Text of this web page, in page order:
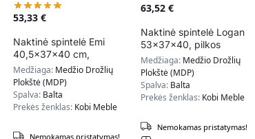
53,33 €
Naktinė spintelė Emi
40,5x37x40 cm,
natūralios medžio
spalvos
Medžiaga: Medžio Drožlių
Plokštė (MDP)
Spalva: Balta
Prekės ženklas: Kobi Meble
Nemokamas pristatymas!
63,52€
Naktinė spintelė Logan
53x37x40, pilkos
spalvos
Medžiaga: Medžio Drožlių
Plokštė (MDP)
Spalva: Balta
Prekės ženklas: Kobi Meble
Nemokamas pristatymas!